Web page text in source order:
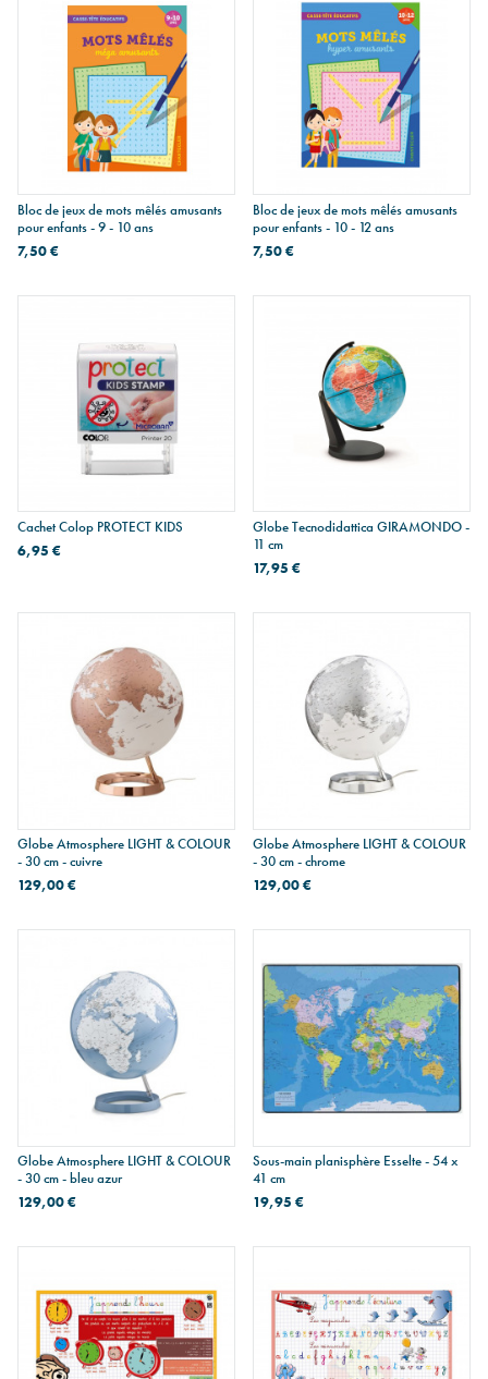
Bloc de jeux de mots mêlés amusants
pour enfants - 9 - 10 ans
7,50 €
Bloc de jeux de mots mêlés amusants
pour enfants - 10 - 12 ans
7,50 €
Cachet Colop PROTECT KIDS
6,95 €
Globe Tecnodidattica GIRAMONDO -
11 cm
17,95 €
Globe Atmosphere LIGHT & COLOUR
- 30 cm - cuivre
129,00 €
Globe Atmosphere LIGHT & COLOUR
- 30 cm - chrome
129,00 €
Globe Atmosphere LIGHT & COLOUR
- 30 cm - bleu azur
129,00 €
Sous-main planisphère Esselte - 54 x
41 cm
19,95 €